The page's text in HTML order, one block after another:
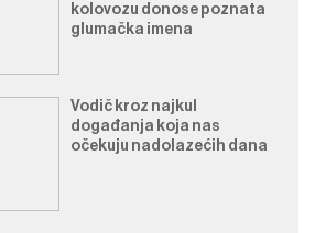
kolovozu donose poznata
glumačka imena
Vodič kroz najkul
događanja koja nas
očekuju nadolazećih dana